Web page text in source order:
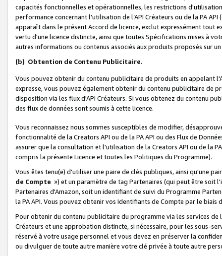
capacités fonctionnelles et opérationnelles, les restrictions
performance concernant l'utilisation de l’API Créateurs ou de la PA
apparaît dans le présent Accord de licence, exclut expressément tout
vertu d'une licence distincte, ainsi que toutes Spécifications mises à
autres informations ou contenus associés aux produits proposés sur
(b) Obtention de Contenu Publicitaire.
Vous pouvez obtenir du contenu publicitaire de produits en appelant
expresse, vous pouvez également obtenir du contenu publicitaire de
disposition via les flux d'API Créateurs. Si vous obtenez du contenu
des flux de données sont soumis à cette licence.
Vous reconnaissez nous sommes susceptibles de modifier,
fonctionnalité de la Creators API ou de la PA API ou des Flux de
assurer que la consultation et l'utilisation de la Creators API ou de la
compris la présente Licence et toutes les Politiques du Programme).
Vous êtes tenu(e) d'utiliser une paire de clés publiques, ainsi qu'une
de Compte ») et un paramètre de tag Partenaires (qui peut être soit
Partenaires d'Amazon, soit un identifiant de suivi du Programme
la PA API. Vous pouvez obtenir vos Identifiants de Compte par le biais
Pour obtenir du contenu publicitaire du programme via les services
Créateurs et une approbation distincte, si nécessaire, pour les sous-
réservé à votre usage personnel et vous devez en préserver la
ou divulguer de toute autre manière votre clé privée à toute autre